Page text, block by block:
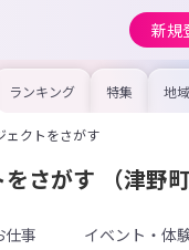
新規
ランキング 特集 地
の
を
け
ェクトをさがす
さがす （津野町
仕事 イベント・体